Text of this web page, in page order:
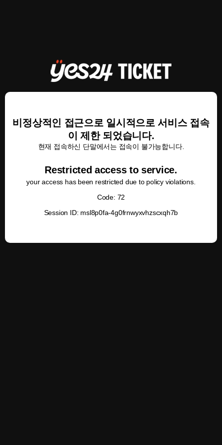
비정상적인 접근으로 일시적으로 서비스 접속
이 제한 되었습니다.
현재 접속하신 단말에서는 접속이 불가능합니다.
Restricted access to service.
your access has been restricted due to policy violations.
Code: 72
Session ID: msl8p0fa-4g0frnwyxvhzscxqh7b